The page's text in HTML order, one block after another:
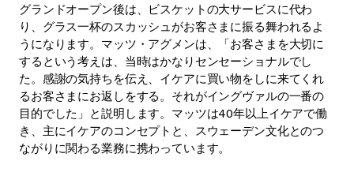
グランドオープン後は、ビスケットの大サービスに代わ
り、グラス一杯のスカッシュがお客さまに振る舞われるよ
うになります。マッツ・アグメンは、「お客さまを大切に
するという考えは、当時はかなりセンセーショナルでし
た。感謝の気持ちを伝え、イケアに買い物をしに来てくれ
るお客さまにお返しをする。それがイングヴァルの一番の
目的でした」と説明します。マッツは40年以上イケアで働
き、主にイケアのコンセプトと、スウェーデン文化とのつ
ながりに関わる業務に携わっています。